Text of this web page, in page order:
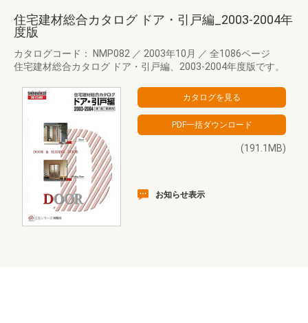
住宅建材総合カタログ ドア・引戸編_2003-2004年
度版
カタログコード： NMP082 ／ 2003年10月 ／ 全1086ページ
住宅建材総合カタログ ドア・引戸編、2003-2004年度版です。
(191.1MB)
お知らせ表示